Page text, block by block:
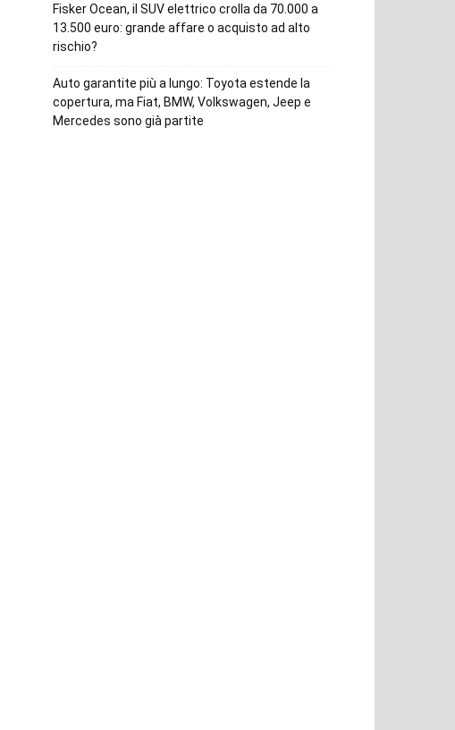
Fisker Ocean, il SUV elettrico crolla da 70.000 a
13.500 euro: grande affare o acquisto ad alto
rischio?
Auto garantite più a lungo: Toyota estende la
copertura, ma Fiat, BMW, Volkswagen, Jeep e
Mercedes sono già partite